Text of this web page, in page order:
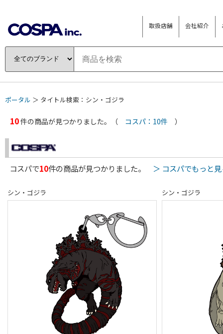
取扱店舗 会社紹介
ポータル ＞ タイトル検索：シン・ゴジラ
10件の商品が見つかりました。（ コスパ：10件 ）
コスパで10件の商品が見つかりました。 ＞ コスパでもっと
シン・ゴジラ シン・ゴジラ